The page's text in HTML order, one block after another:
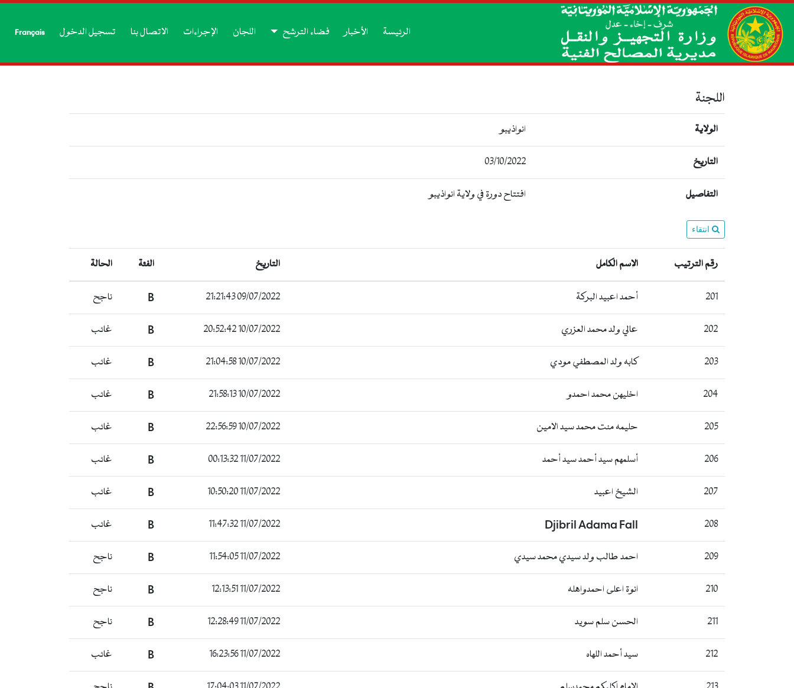
الرئيسة الأخبار فضاء الترشح اللجان الإجراءات الاتصال بنا تسجيل الدخول Français
اللجنة
الولاية انواذيبو
التاريخ 03/10/2022
التفاصيل افتتاح دورة في ولاية انواذيبو
انتقاء
رقم الترتيب الإسم الكامل التاريخ الفئة الحالة
201 أحمد اعبيد البركة 09/07/2022 21:21:43
B ناجح
202 عالي ولد محمد العزري 10/07/2022 20:52:42
B غائب
203 كابه ولد المصطفي مودي 10/07/2022 21:04:58
B غائب
204 اخليهن محمد احمدو 10/07/2022 21:58:13
B غائب
205 حليمه منت محمد سيد الامين 10/07/2022 22:56:59
B غائب
206 أسلمهم سيد أحمد سيد أحمد 11/07/2022 00:13:32
B غائب
207 الشيخ اعبيد 11/07/2022 10:50:20
B غائب
208
Djibril Adama Fall
11/07/2022 11:47:32
B غائب
209 احمد طالب ولد سيدي محمد سيدي 11/07/2022 11:54:05
B ناجح
210 انوة اعلى احمدواهله 11/07/2022 12:13:51
B ناجح
211 الحسن سلم سويد 11/07/2022 12:28:49
B ناجح
212 سيد أحمد اللهاه 11/07/2022 16:23:56
B غائب